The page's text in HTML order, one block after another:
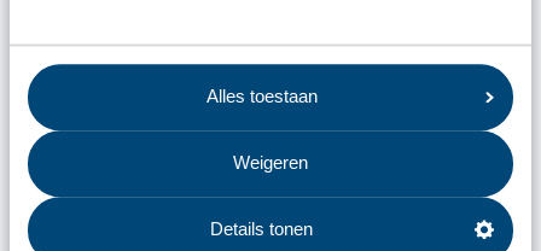
Alles toestaan
Weigeren
Details tonen
account en zie je geen afvallabel of legingen(!)
Scenario 3: Ik heb de Omrin Afvalapp én ben ingelogd met
mijn account, maar zie geen legingen of afvallabel
Update de Afvalapp. Ga naar de App Store of Google Play,
zoek op Omrin Afvalapp en klik op 'werk bij' om te updaten.
Staat hier 'Open', dan is je Afvalapp al geüpdatet. Na de